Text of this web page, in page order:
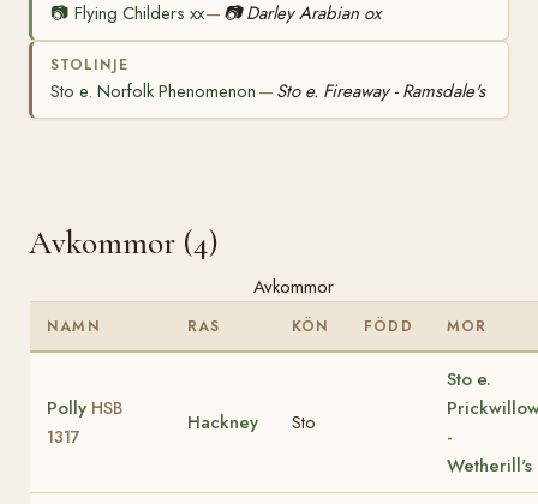
📷 Flying Childers xx— 📷 Darley Arabian ox
STOLINJE
Sto e. Norfolk Phenomenon — Sto e. Fireaway - Ramsdale's
Avkommor (4)
Avkommor
NAMN RAS KÖN FÖDD MOR
Polly HSB
1317
Hackney Sto
Sto e.
-
Wetherill's